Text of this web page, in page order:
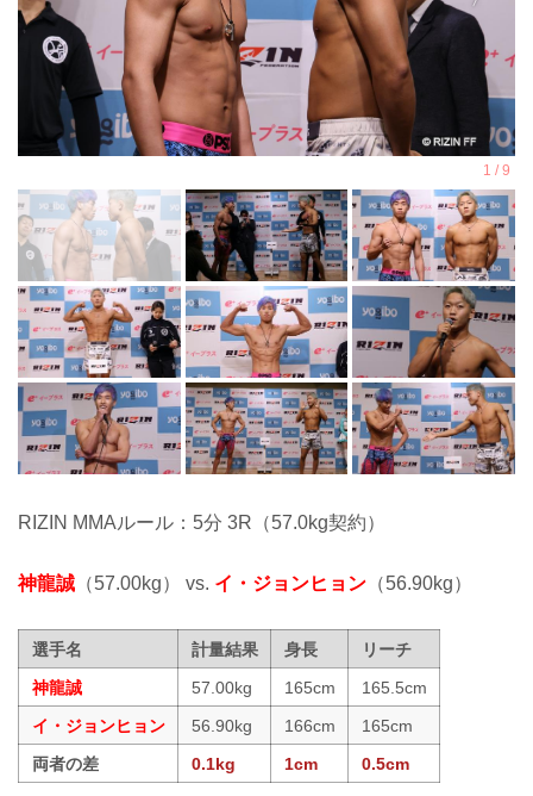
RIZIN MMAルール：5分 3R（57.0kg契約）
神龍誠 （57.00kg） vs. イ・ジョンヒョン （56.90kg）
選手名 計量結果 身長
リーチ
神龍誠
57.00kg 165cm
165.5cm
イ・ジョンヒョン
56.90kg 166cm
165cm
両者の差
0.1kg 1cm 0.5cm